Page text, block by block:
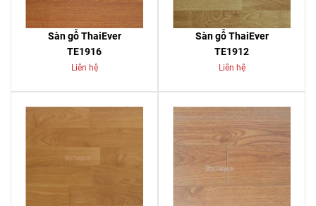
Sàn gỗ ThaiEver
TE1916
Liên hệ
Sàn gỗ ThaiEver
TE1912
Liên hệ